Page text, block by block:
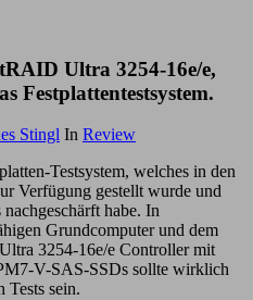
Ultra 3254-16e/e,
Festplattentestsystem.
Stingl In Review
Testsystem, welches in den
Verfügung gestellt wurde und
habe. In
Grundcomputer und dem
3254-16e/e Controller mit
V-SAS-SSDs sollte wirklich
Tests sein.